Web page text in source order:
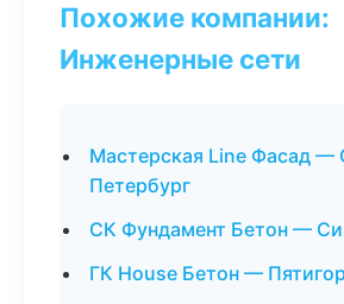
Похожие компании:
Инженерные сети
Мастерская Line Фасад —
Петербург
СК Фундамент Бетон —
ГК House Бетон —